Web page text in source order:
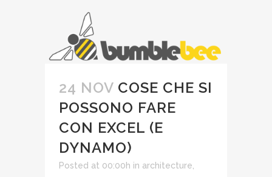
24 NOV COSE CHE SI
POSSONO FARE
CON EXCEL (E
DYNAMO)
Posted at 00:00h in architecture,